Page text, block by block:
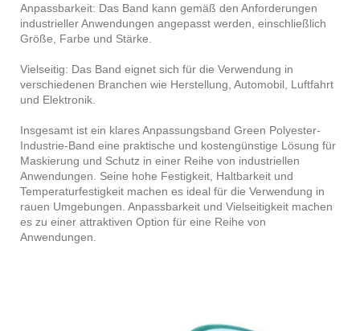
Anpassbarkeit: Das Band kann gemäß den Anforderungen
industrieller Anwendungen angepasst werden, einschließlich
Größe, Farbe und Stärke.
Vielseitig: Das Band eignet sich für die Verwendung in
verschiedenen Branchen wie Herstellung, Automobil, Luftfahrt
und Elektronik.
Insgesamt ist ein klares Anpassungsband Green Polyester-
Industrie-Band eine praktische und kostengünstige Lösung für
Maskierung und Schutz in einer Reihe von industriellen
Anwendungen. Seine hohe Festigkeit, Haltbarkeit und
Temperaturfestigkeit machen es ideal für die Verwendung in
rauen Umgebungen. Anpassbarkeit und Vielseitigkeit machen
es zu einer attraktiven Option für eine Reihe von
Anwendungen.